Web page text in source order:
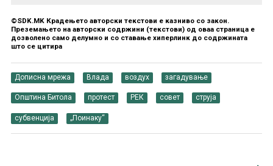
©SDK.MK Крадењето авторски текстови е казниво со закон.
Преземањето на авторски содржини (текстови) од оваа страница е
дозволено само делумно и со ставање хиперлинк до содржината
што се цитира
Дописна мрежа Влада воздух загадување
Општина Битола протест РЕК совет струја
субвенција „Поинаку“